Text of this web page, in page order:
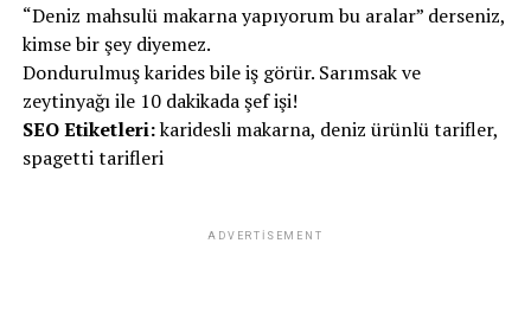
“Deniz mahsulü makarna yapıyorum bu aralar” derseniz,
kimse bir şey diyemez.
Dondurulmuş karides bile iş görür. Sarımsak ve
zeytinyağı ile 10 dakikada şef işi!
SEO Etiketleri:karidesli makarna, deniz ürünlü tarifler,
spagetti tarifleri
ADVERTISEMENT